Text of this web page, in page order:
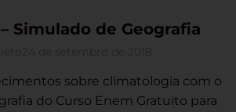
Simulado de Geografia
sobre climatologia com o
do Curso Enem Gratuito para